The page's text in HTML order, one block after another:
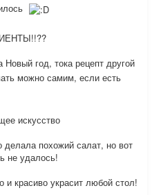
год, тока рецепт другой
можно самим, если есть
искусство
делала похожий салат, но вот
не удалось!
и красиво украсит любой стол!